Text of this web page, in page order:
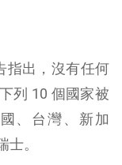
指出，沒有任何
列 10 個國家被
、台灣、新加
。